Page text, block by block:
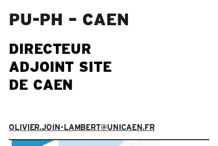
PU-PH – CAEN
DIRECTEUR
ADJOINT SITE
DE CAEN
OLIVIER.JOIN-LAMBERT@UNICAEN.FR